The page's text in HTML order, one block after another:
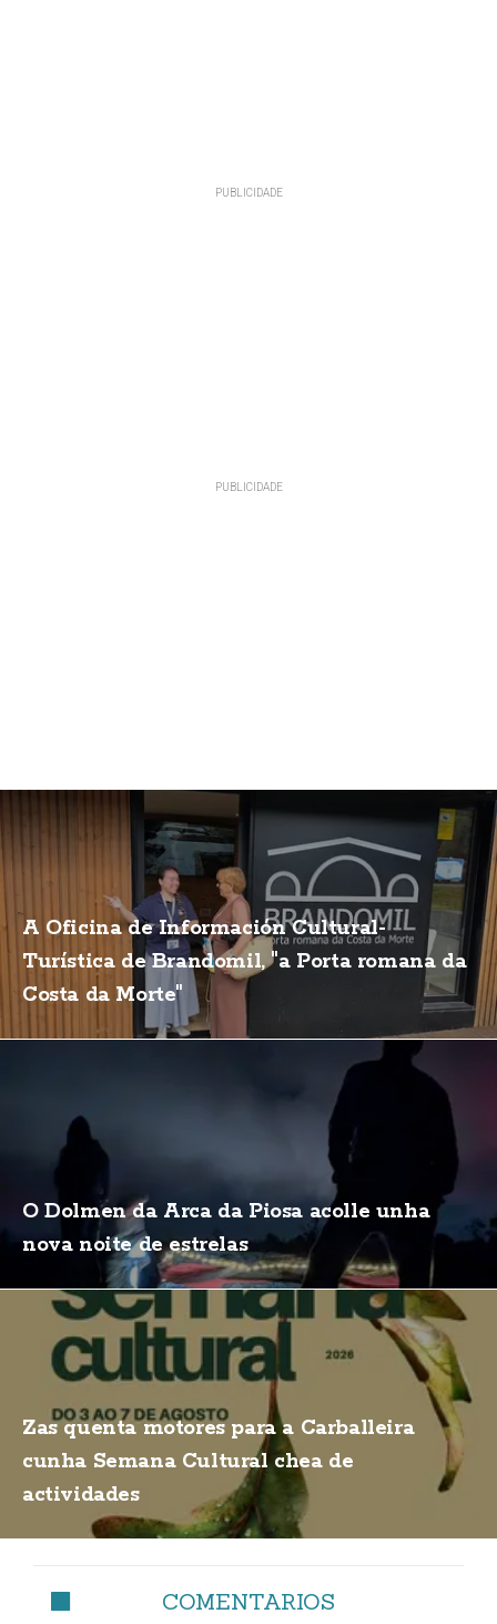
A Oficina de Información Cultural-
Turística de Brandomil, "a Porta romana da
Costa da Morte"
O Dolmen da Arca da Piosa acolle unha
nova noite de estrelas
Zas quenta motores para a Carballeira
cunha Semana Cultural chea de
actividades
COMENTARIOS